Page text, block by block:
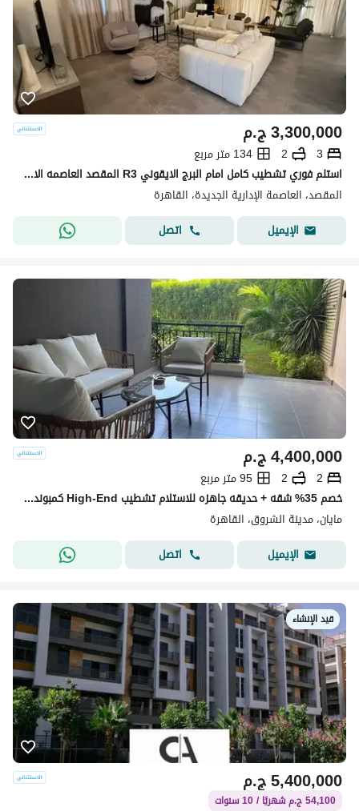
ج.م3,300,000
3
2
134 متر مربع
استلم فوري تشطيب كامل امام البرج الايقوني R3 المقصد العاصمه الاداريه دقايق من مدينتى Al Maqsad in New Capital
المقصد، العاصمة الإدارية الجديدة، القاهرة
الإيميل
اتصل
ج.م4,400,000
2
2
95 متر مربع
خصم 35% شقه + حديقه جاهزه للاستلام تشطيب High-End كمبوند مايان - Mayan اميز Destination في الشروق وعلي طريق السويس امام مدينتي بجوار حسن علام و وصالخ
مايان، مدينة الشروق، القاهرة
الإيميل
اتصل
قيد الإنشاء
ج.م5,400,000
54,100 ج.م شهريًا / 10 سنوات